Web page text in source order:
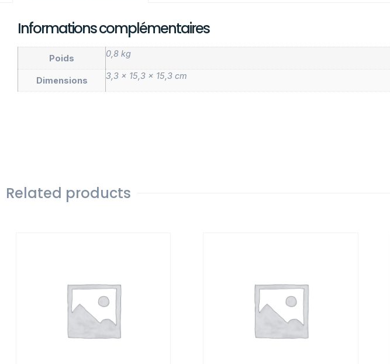
Informations complémentaires
Poids 0,8 kg
Dimensions 3,3 × 15,3 × 15,3 cm
Related products